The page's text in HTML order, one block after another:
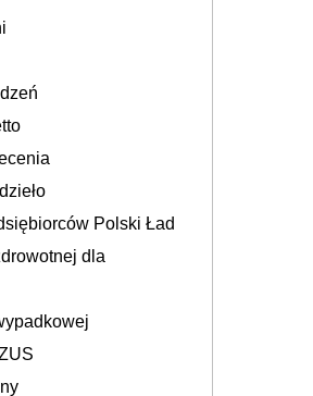
Polski Ład
dla